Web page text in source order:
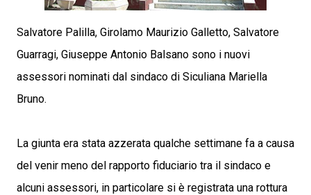
Salvatore Palilla, Girolamo Maurizio Galletto, Salvatore
Guarragi, Giuseppe Antonio Balsano sono i nuovi
assessori nominati dal sindaco di Siculiana Mariella
Bruno.
La giunta era stata azzerata qualche settimane fa a causa
del venir meno del rapporto fiduciario tra il sindaco e
alcuni assessori, in particolare si è registrata una rottura